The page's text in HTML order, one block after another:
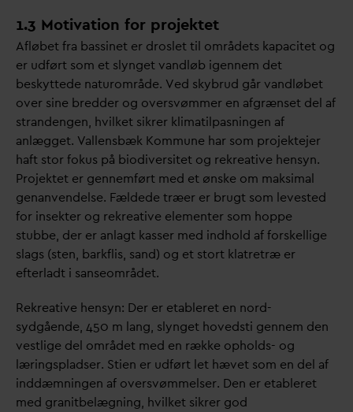
1.3 Motivation for projektet
Afløbet fra bassinet er droslet til områdets kapacitet og
er udført som et slynget vandløb igennem det
beskyttede naturområde. Ved skybrud går vandløbet
over sine bredder og oversvømmer en afgrænset del af
strandengen, hvilket sikrer klimatilpasningen af
anlægget. Vallensbæk Kommune har som projektejer
haft stor fokus på biodiversitet og rekreative hensyn.
Projektet er gennemført med et ønske om maksimal
genanvendelse. Fældede træer er brugt som levested
for insekter og rekreative elementer som hoppe
stubbe, der er anlagt kasser med indhold af forskellige
slags (sten, barkflis, sand) og et stort klatretræ er
efterladt i sanseområdet.
Rekreative hensyn: Der er etableret en nord-
sydgående, 450 m lang, slynget hovedsti gennem den
vestlige del området med en række opholds- og
læringspladser. Stien er udført let hævet som en del af
inddæmningen af oversvømmelser. Den er etableret
med granitbelægning, hvilket sikrer god